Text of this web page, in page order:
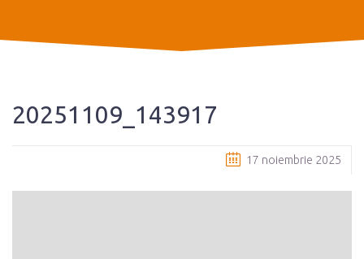
20251109_143917
17 noiembrie 2025